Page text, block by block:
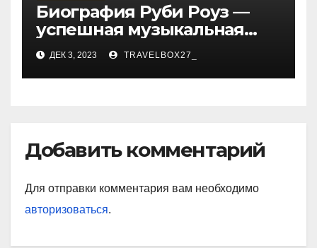
Биография Руби Роуз —
успешная музыкальная
карьера, личная жизнь и
знаковые достижения
ДЕК 3, 2023 TRAVELBOX27_
Добавить комментарий
Для отправки комментария вам необходимо
авторизоваться.